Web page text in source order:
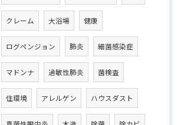
クレーム 大浴場 健康
ログペンジョン 肺炎 細菌感染症
マドンナ 過敏性肺炎 菌検査
住環境 アレルゲン ハウスダスト